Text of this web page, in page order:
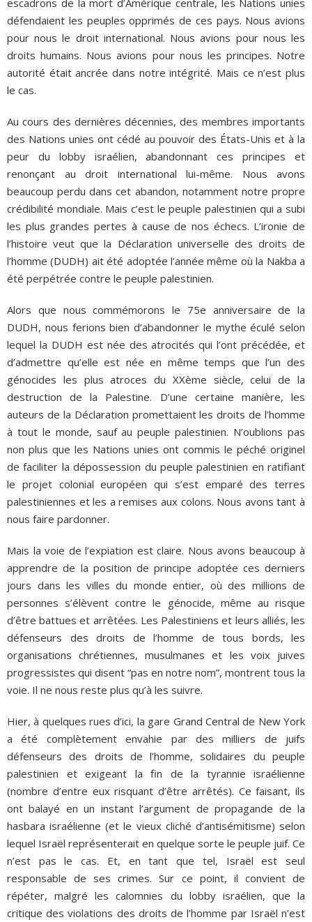
défendaient les peuples opprimés de ces pays. Nous avions
pour nous le droit international. Nous avions pour nous les
droits humains. Nous avions pour nous les principes. Notre
autorité était ancrée dans notre intégrité. Mais ce n’est plus
le cas.
Au cours des dernières décennies, des membres importants
des Nations unies ont cédé au pouvoir des États-Unis et à la
peur du lobby israélien, abandonnant ces principes et
renonçant au droit international lui-même. Nous avons
beaucoup perdu dans cet abandon, notamment notre propre
crédibilité mondiale. Mais c’est le peuple palestinien qui a subi
les plus grandes pertes à cause de nos échecs. L’ironie de
l’histoire veut que la Déclaration universelle des droits de
l’homme (DUDH) ait été adoptée l’année même où la Nakba a
été perpétrée contre le peuple palestinien.
Alors que nous commémorons le 75e anniversaire de la
DUDH, nous ferions bien d’abandonner le mythe éculé selon
lequel la DUDH est née des atrocités qui l’ont précédée, et
d’admettre qu’elle est née en même temps que l’un des
génocides les plus atroces du XXème siècle, celui de la
destruction de la Palestine. D’une certaine manière, les
auteurs de la Déclaration promettaient les droits de l’homme
à tout le monde, sauf au peuple palestinien. N’oublions pas
non plus que les Nations unies ont commis le péché originel
de faciliter la dépossession du peuple palestinien en ratifiant
le projet colonial européen qui s’est emparé des terres
palestiniennes et les a remises aux colons. Nous avons tant à
nous faire pardonner.
Mais la voie de l’expiation est claire. Nous avons beaucoup à
apprendre de la position de principe adoptée ces derniers
jours dans les villes du monde entier, où des millions de
personnes s’élèvent contre le génocide, même au risque
d’être battues et arrêtées. Les Palestiniens et leurs alliés, les
défenseurs des droits de l’homme de tous bords, les
organisations chrétiennes, musulmanes et les voix juives
progressistes qui disent “pas en notre nom”, montrent tous la
voie. Il ne nous reste plus qu’à les suivre.
Hier, à quelques rues d’ici, la gare Grand Central de New York
a été complètement envahie par des milliers de juifs
défenseurs des droits de l’homme, solidaires du peuple
palestinien et exigeant la fin de la tyrannie israélienne
(nombre d’entre eux risquant d’être arrêtés). Ce faisant, ils
ont balayé en un instant l’argument de propagande de la
hasbara israélienne (et le vieux cliché d’antisémitisme) selon
lequel Israël représenterait en quelque sorte le peuple juif. Ce
n’est pas le cas. Et, en tant que tel, Israël est seul
responsable de ses crimes. Sur ce point, il convient de
répéter, malgré les calomnies du lobby israélien, que la
critique des violations des droits de l’homme par Israël n’est